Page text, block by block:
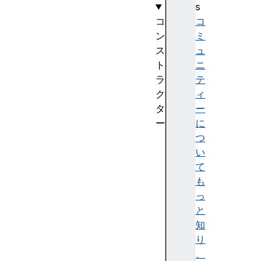
s
コ
ミ
ュ
ニ
テ
ィ
ー
に
つ
い
て
も
っ
と
知
り
、
コ
ン
ス
ト
ラ
ク
タ
ー